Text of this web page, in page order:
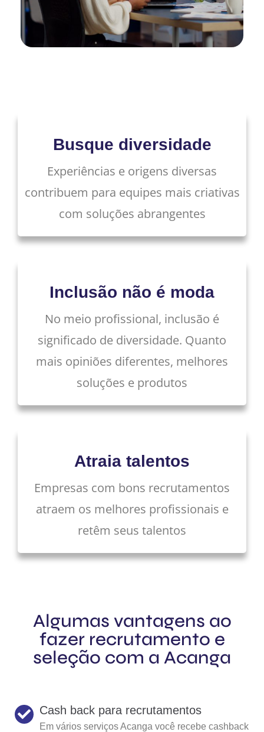
Busque diversidade
Experiências e origens diversas
contribuem para equipes mais criativas
com soluções abrangentes
Inclusão não é moda
No meio profissional, inclusão é
significado de diversidade. Quanto
mais opiniões diferentes, melhores
soluções e produtos
Atraia talentos
Empresas com bons recrutamentos
atraem os melhores profissionais e
retêm seus talentos
Algumas vantagens ao
fazer recrutamento e
seleção com a Acanga
Cash back para recrutamentos
Em vários serviços Acanga você recebe cashback